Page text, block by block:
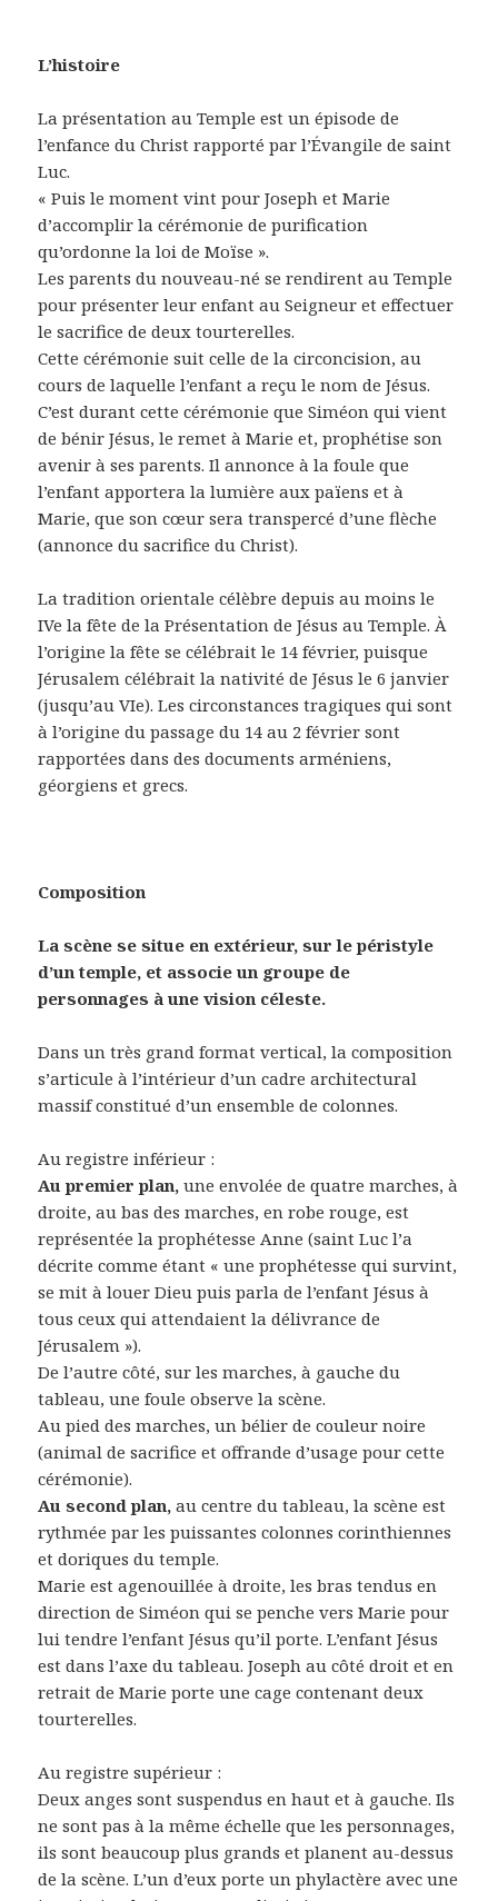
L’histoire
La présentation au Temple est un épisode de
l’enfance du Christ rapporté par l’Évangile de saint
Luc.
« Puis le moment vint pour Joseph et Marie
d’accomplir la cérémonie de purification
qu’ordonne la loi de Moïse ».
Les parents du nouveau-né se rendirent au Temple
pour présenter leur enfant au Seigneur et effectuer
le sacrifice de deux tourterelles.
Cette cérémonie suit celle de la circoncision, au
cours de laquelle l’enfant a reçu le nom de Jésus.
C’est durant cette cérémonie que Siméon qui vient
de bénir Jésus, le remet à Marie et, prophétise son
avenir à ses parents. Il annonce à la foule que
l’enfant apportera la lumière aux païens et à
Marie, que son cœur sera transpercé d’une flèche
(annonce du sacrifice du Christ).
La tradition orientale célèbre depuis au moins le
IVe la fête de la Présentation de Jésus au Temple. À
l’origine la fête se célébrait le 14 février, puisque
Jérusalem célébrait la nativité de Jésus le 6 janvier
(jusqu’au VIe). Les circonstances tragiques qui sont
à l’origine du passage du 14 au 2 février sont
rapportées dans des documents arméniens,
géorgiens et grecs.
Composition
La scène se situe en extérieur, sur le péristyle
d’un temple, et associe un groupe de
personnages à une vision céleste.
Dans un très grand format vertical, la composition
s’articule à l’intérieur d’un cadre architectural
massif constitué d’un ensemble de colonnes.
Au registre inférieur :
Au premier plan,une envolée de quatre marches, à
droite, au bas des marches, en robe rouge, est
représentée la prophétesse Anne (saint Luc l’a
décrite comme étant « une prophétesse qui survint,
se mit à louer Dieu puis parla de l’enfant Jésus à
tous ceux qui attendaient la délivrance de
Jérusalem »).
De l’autre côté, sur les marches, à gauche du
tableau, une foule observe la scène.
Au pied des marches, un bélier de couleur noire
(animal de sacrifice et offrande d’usage pour cette
cérémonie).
Au second plan,au centre du tableau, la scène est
rythmée par les puissantes colonnes corinthiennes
et doriques du temple.
Marie est agenouillée à droite, les bras tendus en
direction de Siméon qui se penche vers Marie pour
lui tendre l’enfant Jésus qu’il porte. L’enfant Jésus
est dans l’axe du tableau. Joseph au côté droit et en
retrait de Marie porte une cage contenant deux
tourterelles.
Au registre supérieur :
Deux anges sont suspendus en haut et à gauche. Ils
ne sont pas à la même échelle que les personnages,
ils sont beaucoup plus grands et planent au-dessus
de la scène. L’un d’eux porte un phylactère avec une